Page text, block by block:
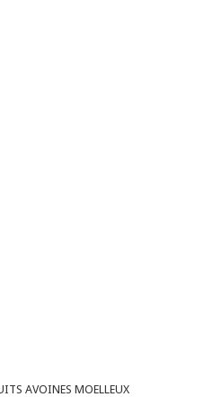
AVOINES MOELLEUX